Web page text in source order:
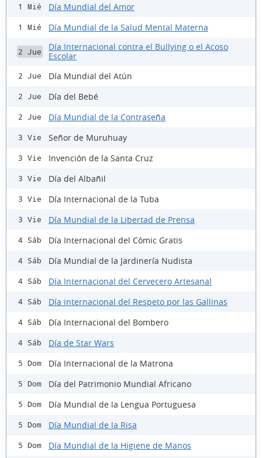
1 Mié Día Mundial del Amor
1 Mié Día Mundial de la Salud Mental Materna
2 Jue
Día Internacional contra el Bullying o el Acoso
Escolar
2 Jue Día Mundial del Atún
2 Jue Día del Bebé
2 Jue Día Mundial de la Contraseña
3 Vie Señor de Muruhuay
3 Vie Invención de la Santa Cruz
3 Vie Día del Albañil
3 Vie Día Internacional de la Tuba
3 Vie Día Mundial de la Libertad de Prensa
4 Sáb Día Internacional del Cómic Gratis
4 Sáb Día Mundial de la Jardinería Nudista
4 Sáb Día Internacional del Cervecero Artesanal
4 Sáb Día internacional del Respeto por las Gallinas
4 Sáb Día Internacional del Bombero
4 Sáb Día de Star Wars
5 Dom Día Internacional de la Matrona
5 Dom Día del Patrimonio Mundial Africano
5 Dom Día Mundial de la Lengua Portuguesa
5 Dom Día Mundial de la Risa
5 Dom Día Mundial de la Higiene de Manos